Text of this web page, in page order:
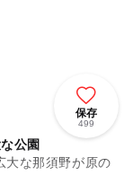
保存
499
公園
大な那須野が原の